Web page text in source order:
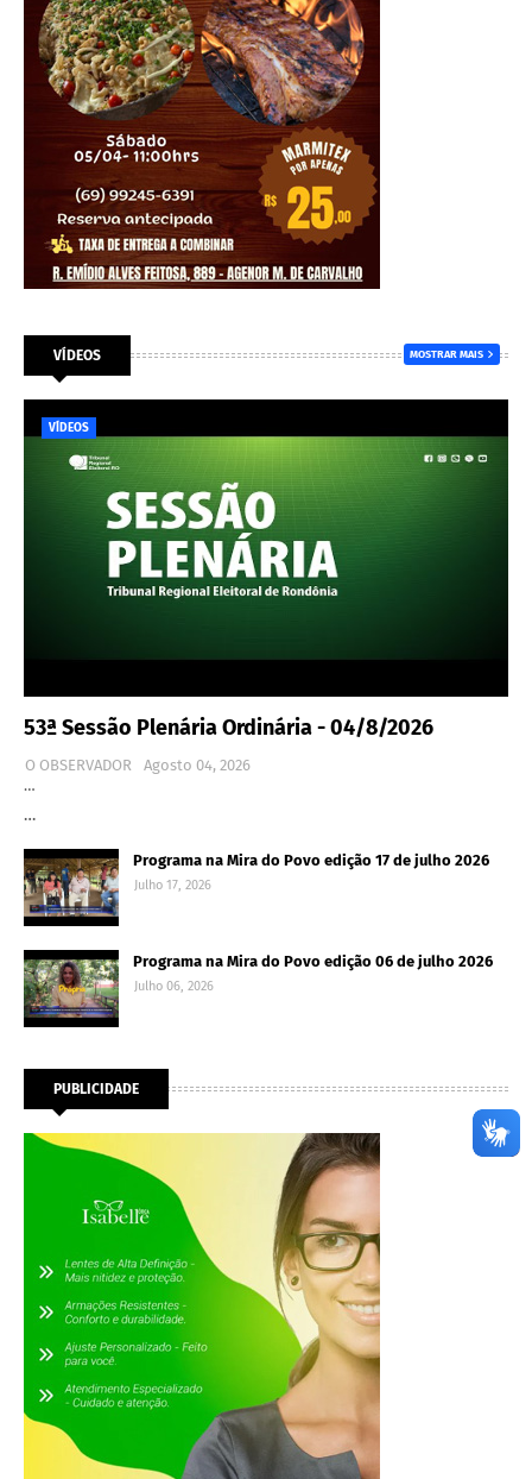
VÍDEOS MOSTRAR MAIS
VÍDEOS
53ª Sessão Plenária Ordinária - 04/8/2026
O OBSERVADOR
Agosto 04, 2026
…
…
Programa na Mira do Povo edição 17 de julho 2026
Julho 17, 2026
Programa na Mira do Povo edição 06 de julho 2026
Julho 06, 2026
PUBLICIDADE